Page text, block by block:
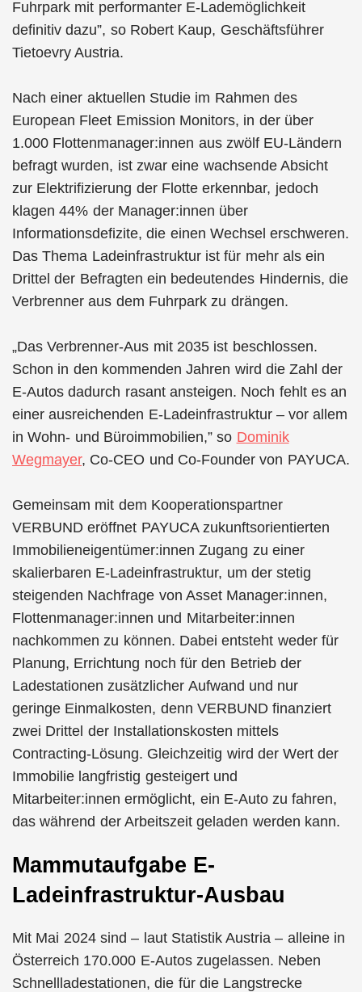
Fuhrpark mit performanter E-Lademöglichkeit
definitiv dazu”, so Robert Kaup, Geschäftsführer
Tietoevry Austria.
Nach einer aktuellen Studie im Rahmen des
European Fleet Emission Monitors, in der über
1.000 Flottenmanager:innen aus zwölf EU-Ländern
befragt wurden, ist zwar eine wachsende Absicht
zur Elektrifizierung der Flotte erkennbar, jedoch
klagen 44% der Manager:innen über
Informationsdefizite, die einen Wechsel erschweren.
Das Thema Ladeinfrastruktur ist für mehr als ein
Drittel der Befragten ein bedeutendes Hindernis, die
Verbrenner aus dem Fuhrpark zu drängen.
„Das Verbrenner-Aus mit 2035 ist beschlossen.
Schon in den kommenden Jahren wird die Zahl der
E-Autos dadurch rasant ansteigen. Noch fehlt es an
einer ausreichenden E-Ladeinfrastruktur – vor allem
in Wohn- und Büroimmobilien,” so Dominik
Wegmayer, Co-CEO und Co-Founder von PAYUCA.
Gemeinsam mit dem Kooperationspartner
VERBUND eröffnet PAYUCA zukunftsorientierten
Immobilieneigentümer:innen Zugang zu einer
skalierbaren E-Ladeinfrastruktur, um der stetig
steigenden Nachfrage von Asset Manager:innen,
Flottenmanager:innen und Mitarbeiter:innen
nachkommen zu können. Dabei entsteht weder für
Planung, Errichtung noch für den Betrieb der
Ladestationen zusätzlicher Aufwand und nur
geringe Einmalkosten, denn VERBUND finanziert
zwei Drittel der Installationskosten mittels
Contracting-Lösung. Gleichzeitig wird der Wert der
Immobilie langfristig gesteigert und
Mitarbeiter:innen ermöglicht, ein E-Auto zu fahren,
das während der Arbeitszeit geladen werden kann.
Mammutaufgabe E-
Ladeinfrastruktur-Ausbau
Mit Mai 2024 sind – laut Statistik Austria – alleine in
Österreich 170.000 E-Autos zugelassen. Neben
Schnellladestationen, die für die Langstrecke